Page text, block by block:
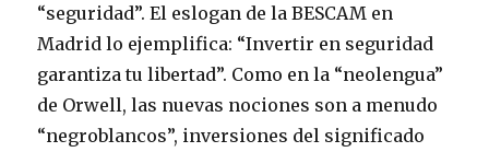
“seguridad”. El eslogan de la BESCAM en
Madrid lo ejemplifica: “Invertir en seguridad
garantiza tu libertad”. Como en la “neolengua”
de Orwell, las nuevas nociones son a menudo
“negroblancos”, inversiones del significado